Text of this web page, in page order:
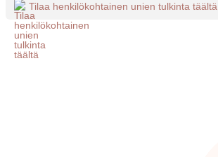
Tilaa henkilökohtainen unien tulkinta täältä